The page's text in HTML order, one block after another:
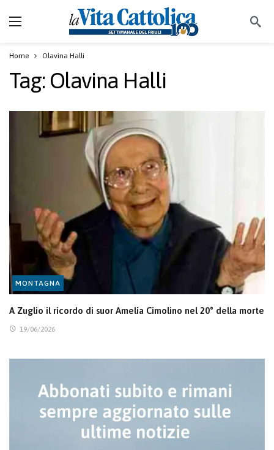
Home Olavina Halli
Tag: Olavina Halli
MONTAGNA
A Zuglio il ricordo di suor Amelia Cimolino nel 20° della morte
19/06/2026